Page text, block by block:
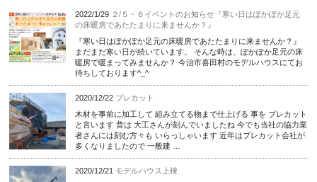
2022/1/29 ２/５・６イベントのお知らせ『寒い日はぽかぽか足元
の床暖房であたたまりに来ませんか？』
『寒い日はぽかぽか足元の床暖房であたたまりに来ませんか？』
まだまだ寒い日が続いています。 そんな時は、ぽかぽか足元の床
暖房で暖まってみませんか？ 今治市喜田村のモデルハウスにてお
待ちしております^_^
2020/12/22 プレカット
木材を事前に加工して 組み立てる物まで仕上げる 事を プレカット
と言います 昔は 大工さんが刻んでいましたね 今でも当社の協力業
者さんには刻む方々も いらっしゃいます 近年はプレカット会社が
多くなりましたので 一般建 …
2020/12/21 モデルハウス上棟